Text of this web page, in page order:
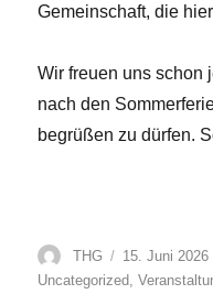
Gemeinschaft, die
Wir freuen uns schon
nach den
begrüßen zu dürfen.
Autor
THG
Veröffentlicht
am
15. Juni 2026
Uncategorized ,